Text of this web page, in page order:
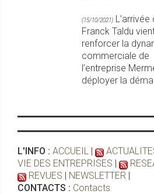
(15/10/2021) L’arrivée
Franck Taldu
renforcer la
commerciale de
l’entreprise
déployer la
L'INFO : ACCUEIL |
VIE DES ENTREPRISES |
REVUES | NEWSLETTER |
CONTACTS : Contacts